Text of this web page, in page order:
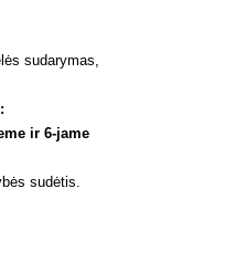
sudarymas,
ir 6-jame
sudėtis.